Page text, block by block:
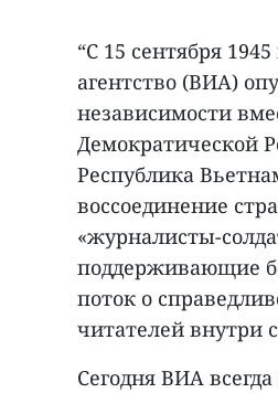
“С 15 сентября
агентство (ВИА)
независимости
Демократической
Республика
воссоединение
«журналисты-
поддерживающие
поток о
читателей внутри
Сегодня ВИА